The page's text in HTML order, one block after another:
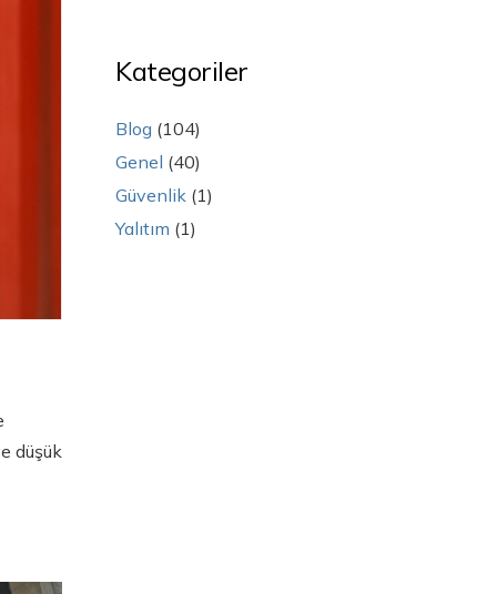
düşük
Kategoriler
Blog (104)
Genel (40)
Güvenlik (1)
Yalıtım (1)